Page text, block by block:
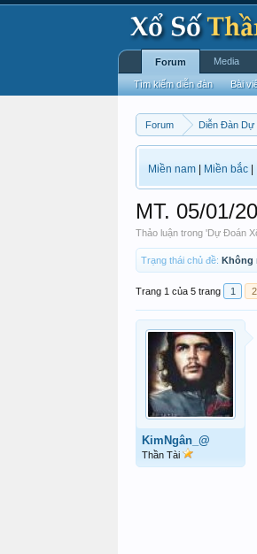
Forum Diễn Đàn Dự
Miền nam Miền bắc
MT. 05/01/
Thảo luận trong 'Dự Đoán
Trạng thái chủ đề: Không
Trang 1 của 5 trang 1 2
KimNgân_@
Thần Tài
Forum
Tìm kiếm diễn đàn Bài
Media